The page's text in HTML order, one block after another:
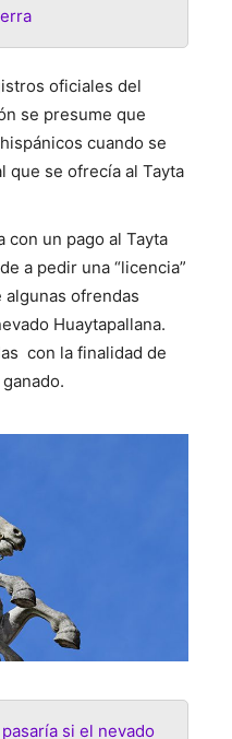
oficiales del
se presume que
cuando se
que se ofrecía al Tayta
con un pago al Tayta
a pedir una “licencia”
algunas ofrendas
Huaytapallana.
con la finalidad de
pasaría si el nevado